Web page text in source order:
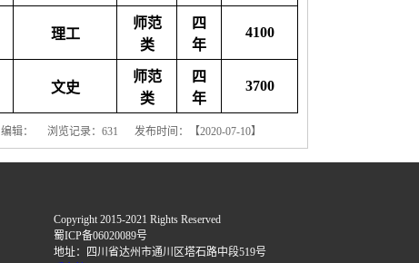
理工
师范
类
四
年
4100
文史
师范
类
四
年
3700
编辑： 浏览记录： 631 发布时间：【2020-07-10】
Copyright 2015-2021 Rights Reserved
蜀ICP备06020089号
地址：四川省达州市通川区塔石路中段519号